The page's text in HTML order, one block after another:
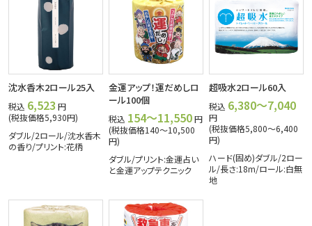
沈水香木2ロール25入
税込 6,523 円
(税抜価格5,930円)
ダブル/2ロール/沈水香木
の香り/プリント:花柄
金運アップ！運だめしロ
ール100個
税込 154～11,550円
(税抜価格140～10,500
円)
ダブル/プリント:金運占い
と金運アップテクニック
超吸水2ロール60入
税込 6,380～7,040
円
(税抜価格5,800～6,400
円)
ハード(固め)ダブル/2ロー
ル/長さ:18m/ロール:白無
地